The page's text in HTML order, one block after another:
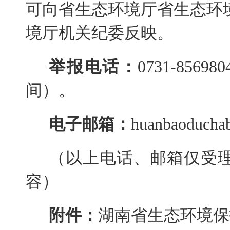
可向省生态环境厅省生态
境厅机关纪委反映。
举报电话： 0731-
间）。
电子邮箱：
（以上电话、邮箱仅受
容）
附件：湖南省生态环境